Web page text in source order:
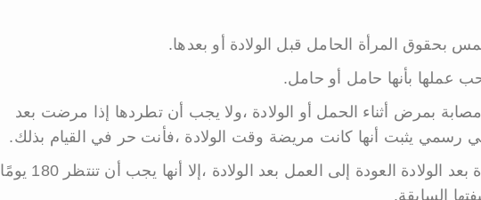
بحقوق المرأة الحامل قبل الولادة أو بعدها.
عملها بأنها حامل أو حامل.
بمرض أثناء الحمل أو الولادة ،ولا يجب أن تطردها إذا مرضت بعد
رسمي يثبت أنها كانت مريضة وقت الولادة ،فأنت حر في القيام بذلك.
على الرغم من أنه يمكن للمرأة بعد الولادة العودة إلى العمل بعد الولادة ،إلا أنها يجب أن تنتظر 180 يومًا
السابقة.